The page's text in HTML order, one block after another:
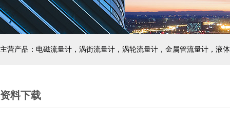
主营产品：电磁流量计，涡街流量计，涡轮流量计，金属管流量计，液
资料下载